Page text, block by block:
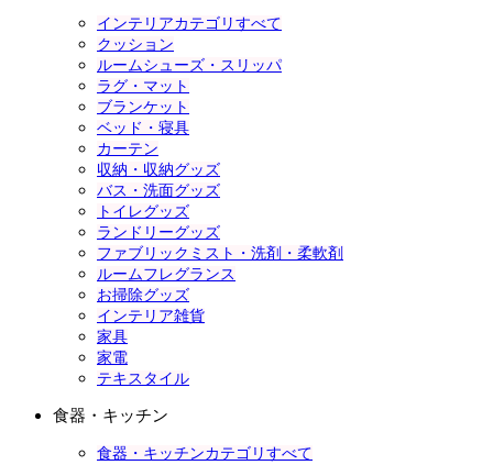
インテリアカテゴリすべて
クッション
ルームシューズ・スリッパ
ラグ・マット
ブランケット
ベッド・寝具
カーテン
収納・収納グッズ
バス・洗面グッズ
トイレグッズ
ランドリーグッズ
ファブリックミスト・洗剤・柔軟剤
ルームフレグランス
お掃除グッズ
インテリア雑貨
家具
家電
テキスタイル
食器・キッチン
食器・キッチンカテゴリすべて